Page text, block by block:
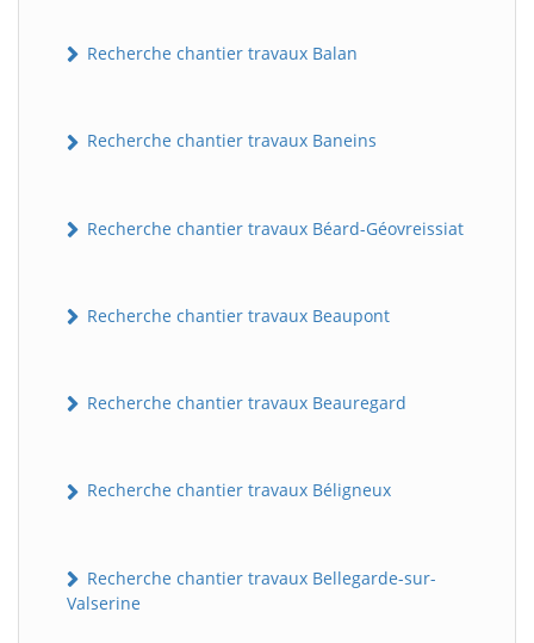
Recherche chantier travaux Balan
Recherche chantier travaux Baneins
Recherche chantier travaux Béard-Géovreissiat
Recherche chantier travaux Beaupont
Recherche chantier travaux Beauregard
Recherche chantier travaux Béligneux
Recherche chantier travaux Bellegarde-sur-
Valserine